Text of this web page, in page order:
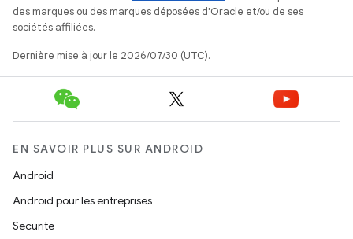
des marques ou des marques déposées d'Oracle et/ou de ses
sociétés affiliées.
Dernière mise à jour le 2026/07/30 (UTC).
EN SAVOIR PLUS SUR ANDROID
Android
Android pour les entreprises
Sécurité